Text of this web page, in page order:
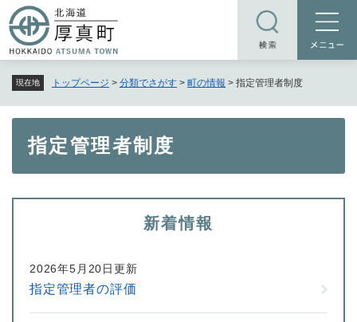
ー
ジ
頭
で
現在地 トップページ > 分類でさがす > 町の情報 > 指定管理者制度
指定管理者制度
新着情報
2026年5月20日更新
指定管理者の評価